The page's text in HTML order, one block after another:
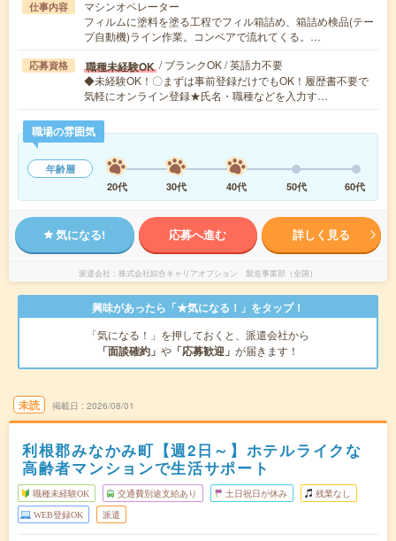
仕事内容
マシンオペレーター
フィルムに塗料を塗る工程でフィル箱詰め、箱詰め検品(テー
プ自動機)ライン作業。コンベアで流れてくる。…
応募資格 職種未経験OK / ブランクOK / 英語力不要
◆未経験OK！〇まずは事前登録だけでもOK！履歴書不要で
気軽にオンライン登録★氏名・職種などを入力す…
職場の雰囲気
年齢層
20代
30代 40代 50代 60代
気になる! 応募へ進む 詳しく見る
派遣会社 株式会社綜合キャリアオプション 製造事業部（全国）
興味があったら「★気になる！」をタップ！
「気になる！」を押しておくと、派遣会社から
「面談確約」 や 「応募歓迎」 が届きます！
未読 掲載日 2026/08/01
利根郡みなかみ町【週2日～】ホテルライクな
高齢者マンションで生活サポート
職種未経験OK 交通費別途支給あり 土日祝日が休み 残業なし
WEB登録OK 派遣